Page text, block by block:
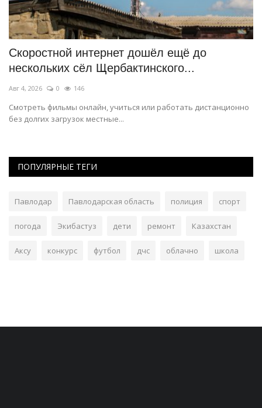
до
дистанционно
Что нужно знать, чтобы
Павлодаре
Июль 30, 2026
Корреспондент выяснял в отделе жилищно-
хозяйства алгоритм для выполнения...
ПОПУЛЯРНЫЕ ТЕГИ
Павлодар Павлодарская область полиция спорт
погода Экибастуз дети ремонт Казахстан
Аксу конкурс футбол дчс облачно школа